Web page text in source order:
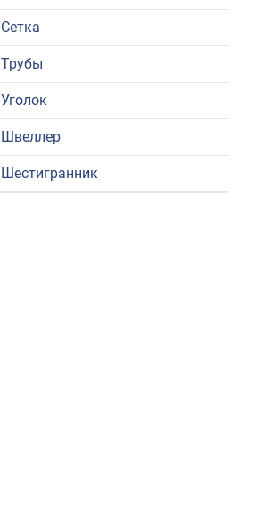
Сетка
Трубы
Уголок
Швеллер
Шестигранник